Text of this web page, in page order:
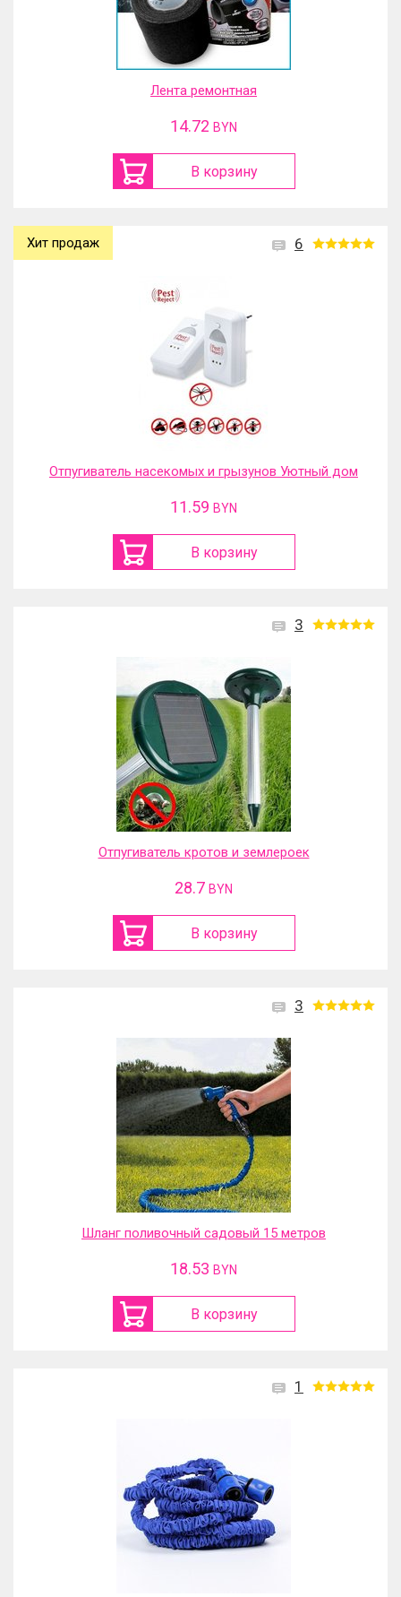
Лента ремонтная
14.72 BYN
В корзину
6
Хит продаж
Отпугиватель насекомых и грызунов Уютный дом
11.59 BYN
В корзину
3
Отпугиватель кротов и землероек
28.7 BYN
В корзину
3
Шланг поливочный садовый 15 метров
18.53 BYN
В корзину
1